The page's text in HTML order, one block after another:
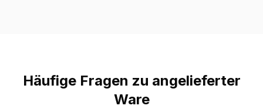
Häufige Fragen zu angelieferter
Ware